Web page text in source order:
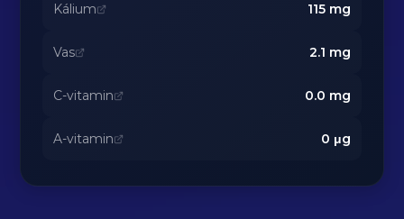
Kálium 115mg
Vas 2.1 mg
C-vitamin 0.0 mg
A-vitamin 0 μg